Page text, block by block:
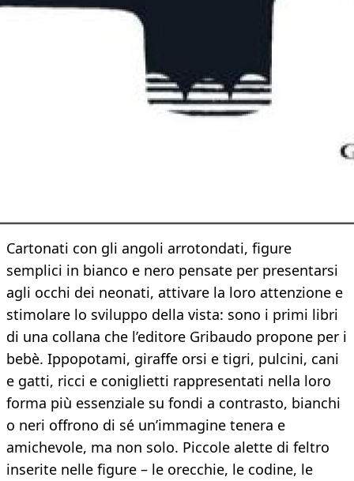
Cartonati con gli angoli arrotondati, figure
semplici in bianco e nero pensate per presentarsi
agli occhi dei neonati, attivare la loro attenzione e
stimolare lo sviluppo della vista: sono i primi libri
di una collana che l’editore Gribaudo propone per i
bebè. Ippopotami, giraffe orsi e tigri, pulcini, cani
e gatti, ricci e coniglietti rappresentati nella loro
forma più essenziale su fondi a contrasto, bianchi
o neri offrono di sé un’immagine tenera e
amichevole, ma non solo. Piccole alette di feltro
inserite nelle figure – le orecchie, le codine, le